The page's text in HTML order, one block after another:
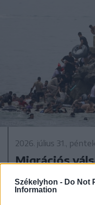
Székelyhon - Do Not
Information
2026. július 31.,
Migrációs
spanyol